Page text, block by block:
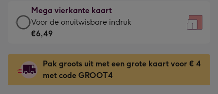
kleine
gelukwens
-
130
x
130
mm
-
€4,79
-
Meest
-
Dimensions:
167
Mega vierkante kaart
Mega
vierkante
-
€6,49
-
Voor de onuitwisbare indruk
€6,49
Pak groots uit met een grote kaart voor € 4
met code GROOT4